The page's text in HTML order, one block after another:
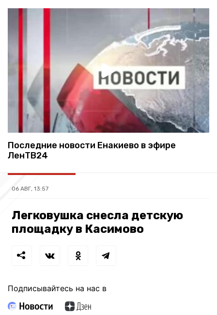
Последние новости Енакиево в эфире
ЛенТВ24
06 АВГ, 13:57
Легковушка снесла детскую
площадку в Касимово
Подписывайтесь на нас в